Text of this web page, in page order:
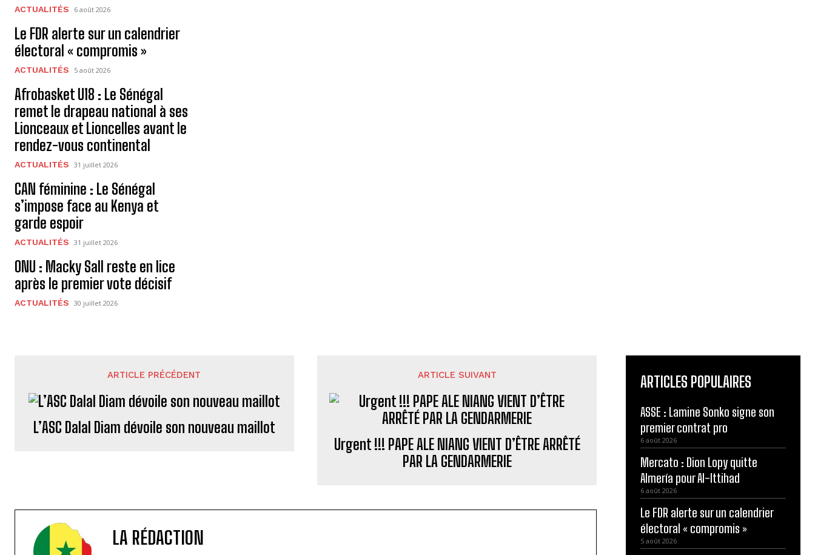
ACTUALITÉS 6 août 2026
Le FDR alerte sur un calendrier
électoral « compromis »
ACTUALITÉS 5 août 2026
Afrobasket U18 : Le Sénégal
remet le drapeau national à ses
Lionceaux et Lioncelles avant le
rendez-vous continental
ACTUALITÉS 31 juillet 2026
CAN féminine : Le Sénégal
s’impose face au Kenya et
garde espoir
ACTUALITÉS 31 juillet 2026
ONU : Macky Sall reste en lice
après le premier vote décisif
ACTUALITÉS 30 juillet 2026
ARTICLE PRÉCÉDENT
L’ASC Dalal Diam dévoile son nouveau maillot
ARTICLE SUIVANT
Urgent !!! PAPE ALE NIANG VIENT D’ÊTRE ARRÊTÉ
PAR LA GENDARMERIE
LA RÉDACTION
ARTICLES POPULAIRES
ASSE : Lamine Sonko signe son
premier contrat pro
6 août 2026
Mercato : Dion Lopy quitte
Almería pour Al-Ittihad
6 août 2026
Le FDR alerte sur un calendrier
électoral « compromis »
5 août 2026